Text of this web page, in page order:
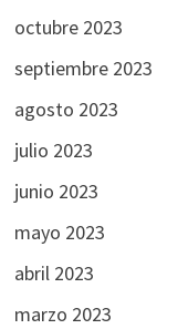
octubre 2023
septiembre 2023
agosto 2023
julio 2023
junio 2023
mayo 2023
abril 2023
marzo 2023